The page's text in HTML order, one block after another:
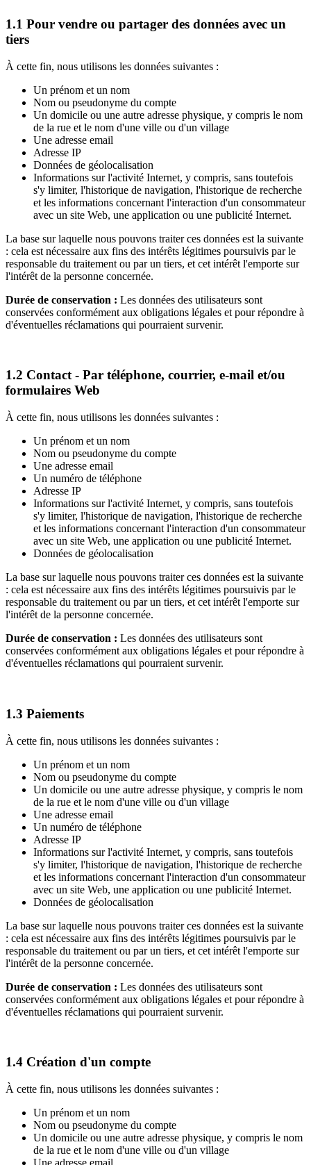
1.1 Pour vendre ou partager des données avec un
tiers
À cette fin, nous utilisons les données suivantes :
Un prénom et un nom
Nom ou pseudonyme du compte
Un domicile ou une autre adresse physique, y compris le nom
de la rue et le nom d'une ville ou d'un village
Une adresse email
Adresse IP
Données de géolocalisation
Informations sur l'activité Internet, y compris, sans toutefois
s'y limiter, l'historique de navigation, l'historique de recherche
et les informations concernant l'interaction d'un consommateur
avec un site Web, une application ou une publicité Internet.
La base sur laquelle nous pouvons traiter ces données est la suivante
: cela est nécessaire aux fins des intérêts légitimes poursuivis par le
responsable du traitement ou par un tiers, et cet intérêt l'emporte sur
l'intérêt de la personne concernée.
Durée de conservation : Les données des utilisateurs sont
conservées conformément aux obligations légales et pour répondre à
d'éventuelles réclamations qui pourraient survenir.
1.2 Contact - Par téléphone, courrier, e-mail et/ou
formulaires Web
À cette fin, nous utilisons les données suivantes :
Un prénom et un nom
Nom ou pseudonyme du compte
Une adresse email
Un numéro de téléphone
Adresse IP
Informations sur l'activité Internet, y compris, sans toutefois
s'y limiter, l'historique de navigation, l'historique de recherche
et les informations concernant l'interaction d'un consommateur
avec un site Web, une application ou une publicité Internet.
Données de géolocalisation
La base sur laquelle nous pouvons traiter ces données est la suivante
: cela est nécessaire aux fins des intérêts légitimes poursuivis par le
responsable du traitement ou par un tiers, et cet intérêt l'emporte sur
l'intérêt de la personne concernée.
Durée de conservation : Les données des utilisateurs sont
conservées conformément aux obligations légales et pour répondre à
d'éventuelles réclamations qui pourraient survenir.
1.3 Paiements
À cette fin, nous utilisons les données suivantes :
Un prénom et un nom
Nom ou pseudonyme du compte
Un domicile ou une autre adresse physique, y compris le nom
de la rue et le nom d'une ville ou d'un village
Une adresse email
Un numéro de téléphone
Adresse IP
Informations sur l'activité Internet, y compris, sans toutefois
s'y limiter, l'historique de navigation, l'historique de recherche
et les informations concernant l'interaction d'un consommateur
avec un site Web, une application ou une publicité Internet.
Données de géolocalisation
La base sur laquelle nous pouvons traiter ces données est la suivante
: cela est nécessaire aux fins des intérêts légitimes poursuivis par le
responsable du traitement ou par un tiers, et cet intérêt l'emporte sur
l'intérêt de la personne concernée.
Durée de conservation : Les données des utilisateurs sont
conservées conformément aux obligations légales et pour répondre à
d'éventuelles réclamations qui pourraient survenir.
1.4 Création d'un compte
À cette fin, nous utilisons les données suivantes :
Un prénom et un nom
Nom ou pseudonyme du compte
Un domicile ou une autre adresse physique, y compris le nom
de la rue et le nom d'une ville ou d'un village
Une adresse email